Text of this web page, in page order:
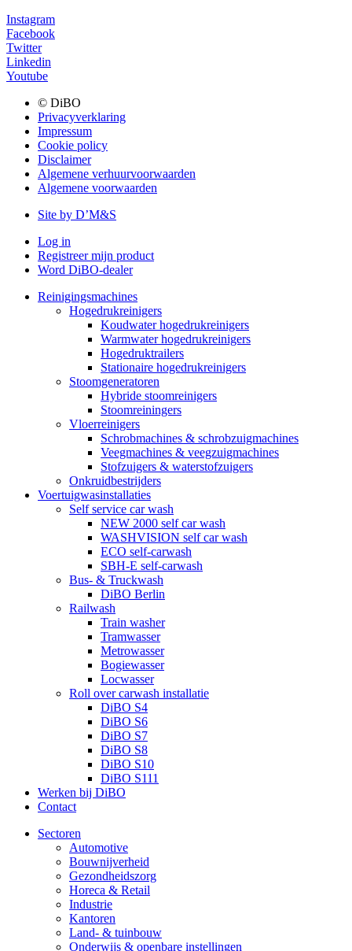
Instagram
Facebook
Twitter
Linkedin
Youtube
© DiBO
Privacyverklaring
Impressum
Cookie policy
Disclaimer
Algemene verhuurvoorwaarden
Algemene voorwaarden
Site by D’M&S
Log in
Registreer mijn product
Word DiBO-dealer
Reinigingsmachines
Hogedrukreinigers
Koudwater hogedrukreinigers
Warmwater hogedrukreinigers
Hogedruktrailers
Stationaire hogedrukreinigers
Stoomgeneratoren
Hybride stoomreinigers
Stoomreiningers
Vloerreinigers
Schrobmachines & schrobzuigmachines
Veegmachines & veegzuigmachines
Stofzuigers & waterstofzuigers
Onkruidbestrijders
Voertuigwasinstallaties
Self service car wash
NEW 2000 self car wash
WASHVISION self car wash
ECO self-carwash
SBH-E self-carwash
Bus- & Truckwash
DiBO Berlin
Railwash
Train washer
Tramwasser
Metrowasser
Bogiewasser
Locwasser
Roll over carwash installatie
DiBO S4
DiBO S6
DiBO S7
DiBO S8
DiBO S10
DiBO S111
Werken bij DiBO
Contact
Sectoren
Automotive
Bouwnijverheid
Gezondheidszorg
Horeca & Retail
Industrie
Kantoren
Land- & tuinbouw
Onderwijs & openbare instellingen